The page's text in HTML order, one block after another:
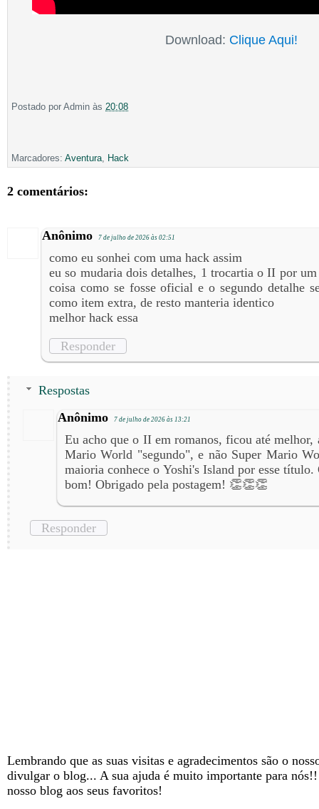
Download: Clique Aqui!
Postado por Admin às 20:08
Marcadores: Aventura Hack
2 comentários:
Anônimo 7 de julho de 2026 às 02:51
como eu sonhei com uma hack assim
eu so mudaria dois detalhes, 1 trocartia o II por
coisa como se fosse oficial e o segundo detalhe
como item extra, de resto manteria identico
melhor hack essa
Responder
Respostas
Anônimo
7 de julho de 2026 às 13:21
Eu acho que o II em romanos, ficou até melhor,
Mario World "segundo", e não Super Mario
maioria conhece o Yoshi's Island por esse
bom! Obrigado pela postagem! 👏👏👏
Responder
Lembrando que as suas visitas e agradecimentos são o
divulgar o blog... A sua ajuda é muito importante para nós!!
nosso blog aos seus favoritos!